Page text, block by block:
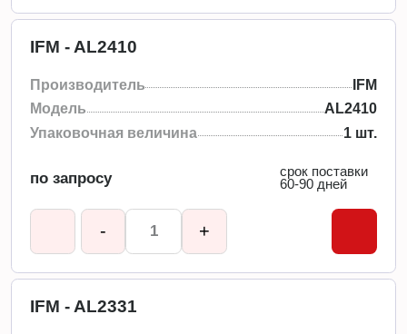
IFM - AL2410
Производитель
IFM
Модель
AL2410
Упаковочная величина
1 шт.
по запросу
срок поставки
60-90 дней
- +
IFM - AL2331